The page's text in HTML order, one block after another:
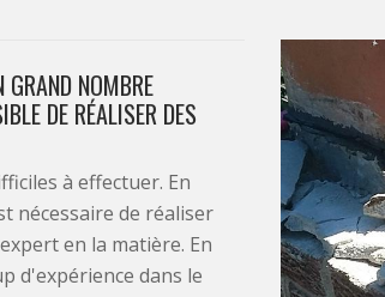
GRAND NOMBRE
DE RÉALISER DES
à effectuer. En
nécessaire de réaliser
en la matière. En
d'expérience dans le